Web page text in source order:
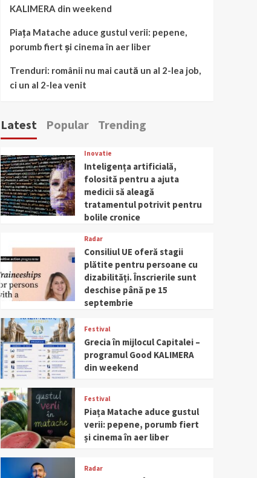
KALIMERA din weekend
Piața Matache aduce gustul verii: pepene,
porumb fiert și cinema în aer liber
Trenduri: românii nu mai caută un al 2-lea job,
ci un al 2-lea venit
Latest Popular Trending
Inovatie
Inteligența artificială,
folosită pentru a ajuta
medicii să aleagă
tratamentul potrivit pentru
bolile cronice
Radar
Consiliul UE oferă stagii
plătite pentru persoane cu
dizabilități. Înscrierile sunt
deschise până pe 15
septembrie
Festival
Grecia în mijlocul Capitalei –
programul Good KALIMERA
din weekend
Festival
Piața Matache aduce gustul
verii: pepene, porumb fiert
și cinema în aer liber
Radar